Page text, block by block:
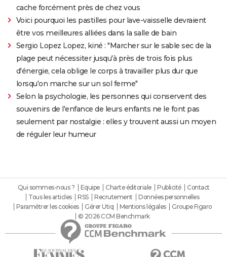
cache forcément près de chez vous
Voici pourquoi les pastilles pour lave-vaisselle devraient
être vos meilleures alliées dans la salle de bain
Sergio Lopez Lopez, kiné : "Marcher sur le sable sec de la
plage peut nécessiter jusqu'à près de trois fois plus
d'énergie, cela oblige le corps à travailler plus dur que
lorsqu'on marche sur un sol ferme"
Selon la psychologie, les personnes qui conservent des
souvenirs de l'enfance de leurs enfants ne le font pas
seulement par nostalgie : elles y trouvent aussi un moyen
de réguler leur humeur
Qui sommes-nous ? Equipe Charte éditoriale Publicité
Contact
Tous les articles
RSS Recrutement
Données personnelles
Paramétrer les cookies
Gérer Utiq Mentions légales
Groupe Figaro
© 2026 CCM Benchmark